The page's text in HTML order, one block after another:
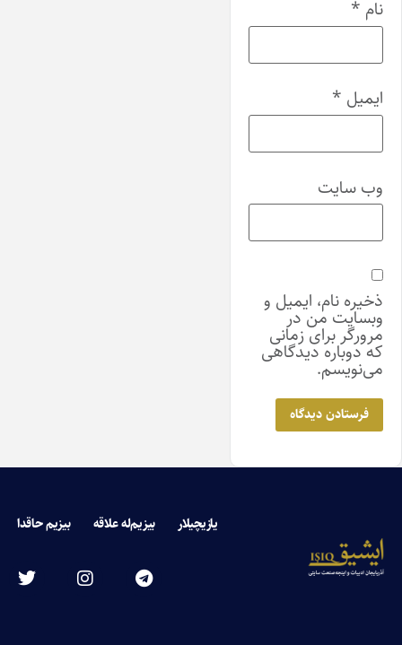
نام *
ایمیل *
وب‌ سایت
ذخیره نام، ایمیل و
وبسایت من در
مرورگر برای زمانی
که دوباره دیدگاهی
می‌نویسم.
یازیچیلار بیزیم‌له علاقه بیزیم حاقدا